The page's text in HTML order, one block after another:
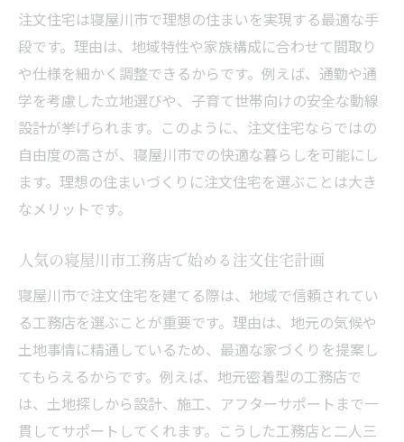
成功例
自由設計の魅力を寝屋川市で体感する家づくり
寝屋川市の自由設計注文住宅で暮らしを豊
かに
注文住宅ならではの自由設計のこだわり方
寝屋川市で人気の自由設計注文住宅の魅力
最新トレンドを取り入れた自由設計の注文
住宅事例
注文住宅の自由設計で叶える理想の家事動
工務店との打ち合わせで実現する自由設計
注文住宅
注文住宅ならではの間取り工夫が生む快適空間
注文住宅で叶える生活動線と快適空間の工
夫
注文住宅は寝屋川市で理想の住まいを実現する最適な手
段です。理由は、地域特性や家族構成に合わせて間取り
や仕様を細かく調整できるからです。例えば、通勤や通
学を考慮した立地選びや、子育て世帯向けの安全な動線
設計が挙げられます。このように、注文住宅ならではの
自由度の高さが、寝屋川市での快適な暮らしを可能にし
ます。理想の住まいづくりに注文住宅を選ぶことは大き
なメリットです。
人気の寝屋川市工務店で始める注文住宅計画
寝屋川市で注文住宅を建てる際は、地域で信頼されてい
る工務店を選ぶことが重要です。理由は、地元の気候や
土地事情に精通しているため、最適な家づくりを提案し
てもらえるからです。例えば、地元密着型の工務店で
は、土地探しから設計、施工、アフターサポートまで一
貫してサポートしてくれます。こうした工務店と二人三